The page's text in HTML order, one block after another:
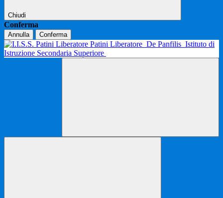
Chiudi
Conferma
Annulla Conferma
Patini Liberatore De Panfilis Istituto di
Istruzione Secondaria Superiore